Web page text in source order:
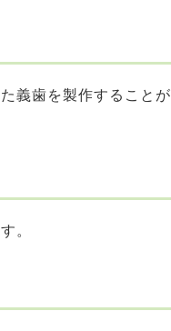
義歯を製作することが
。